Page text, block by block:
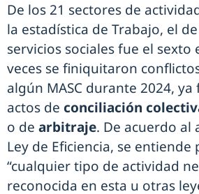
De los 21 sectores de
la estadística de Trabajo, el
servicios sociales fue el sexto
veces se finiquitaron
algún MASC durante 2024,
actos de conciliación
o de arbitraje. De acuerdo al
Ley de Eficiencia, se entiende
“cualquier tipo de actividad
reconocida en esta u otras